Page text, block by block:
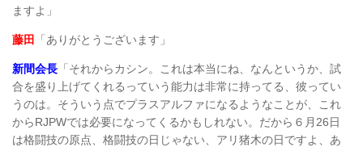
ますよ」
藤田 「ありがとうございます」
新間会長 「それからカシン。これは本当にね、なんというか、試
合を盛り上げてくれるっていう能力は非常に持ってる、彼ってい
うのは。そういう点でプラスアルファになるようなことが、これ
からRJPWでは必要になってくるかもしれない。だから６月26日
は格闘技の原点、格闘技の日じゃない、アリ猪木の日ですよ、あ